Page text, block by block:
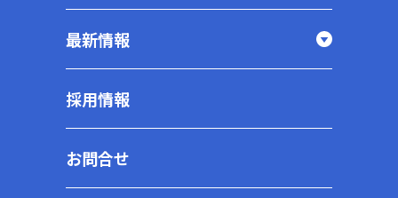
最新情報
採用情報
お問合せ